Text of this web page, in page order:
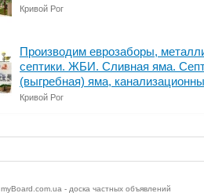
Кривой Рог
Производим еврозаборы,
септики. ЖБИ. Сливная яма.
(выгребная) яма,
Кривой Рог
myBoard.com.ua - доска частных объявлений